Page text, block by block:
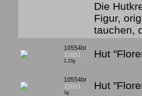
Die
Figur,
tauchen,
10554bl
31851
1,23g
Hut
10554br
31851
1g
Hut